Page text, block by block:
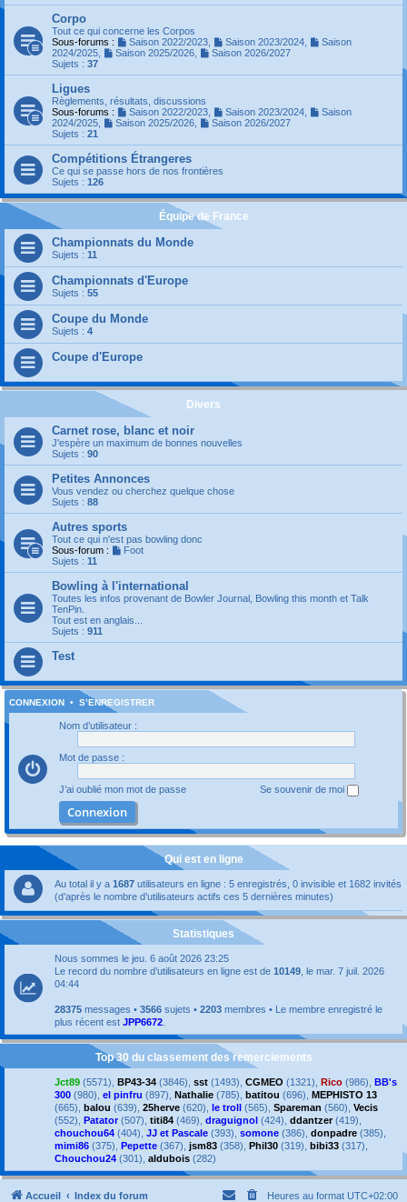
Corpo
Tout ce qui concerne les Corpos
Sous-forums :
Saison 2022/2023, Saison 2023/2024,
Saison
2024/2025
Saison 2025/2026,
Saison 2026/2027
Sujets : 37
Ligues
Règlements, résultats, discussions
Sous-forums :
Saison 2022/2023, Saison 2023/2024,
Saison
2024/2025
Saison 2025/2026,
Saison 2026/2027
Sujets : 21
Compétitions Étrangeres
Ce qui se passe hors de nos frontières
Sujets : 126
Équipe de France
Championnats du Monde
Sujets : 11
Championnats d'Europe
Sujets : 55
Coupe du Monde
Sujets : 4
Coupe d'Europe
Divers
Carnet rose, blanc et noir
J'espère un maximum de bonnes nouvelles
Sujets : 90
Petites Annonces
Vous vendez ou cherchez quelque chose
Sujets : 88
Autres sports
Tout ce qui n'est pas bowling donc
Sous-forum :
Foot
Sujets : 11
Bowling à l'international
Toutes les infos provenant de Bowler Journal, Bowling this month et Talk
TenPin.
Tout est en anglais...
Sujets : 911
Test
CONNEXION • S’ENREGISTRER
Nom d’utilisateur :
Mot de passe :
J’ai oublié mon mot de passe Se souvenir de moi
Qui est en ligne
Au total il y a 1687 utilisateurs en ligne : 5 enregistrés, 0 invisible et 1682 invités
(d’après le nombre d’utilisateurs actifs ces 5 dernières minutes)
Statistiques
Nous sommes le jeu. 6 août 2026 23:25
Le record du nombre d’utilisateurs en ligne est de 10149 , le mar. 7 juil. 2026
04:44
28375 messages • 3566 sujets • 2203 membres • Le membre enregistré le
plus récent est JPP6672
Top 30 du classement des remerciements
Jct89 (5571), BP43-34 (3846), sst (1493), CGMEO (1321), Rico (986), BB's
300 (980), el pinfru (897), Nathalie (785), batitou (696), MEPHISTO 13
(665), balou (639), 25herve (620), le troll (565), Spareman (560), Vecis
(552), Patator (507), titi84 (469), draguignol (424), ddantzer(419),
chouchou64 (404), JJ et Pascale (393), somone (386), donpadre (385),
mimi86 (375), Pepette (367), jsm83 (358), Phil30 (319), bibi33 (317),
Chouchou24 (301), aldubois (282)
Accueil Index du forum Heures au format UTC+02:00